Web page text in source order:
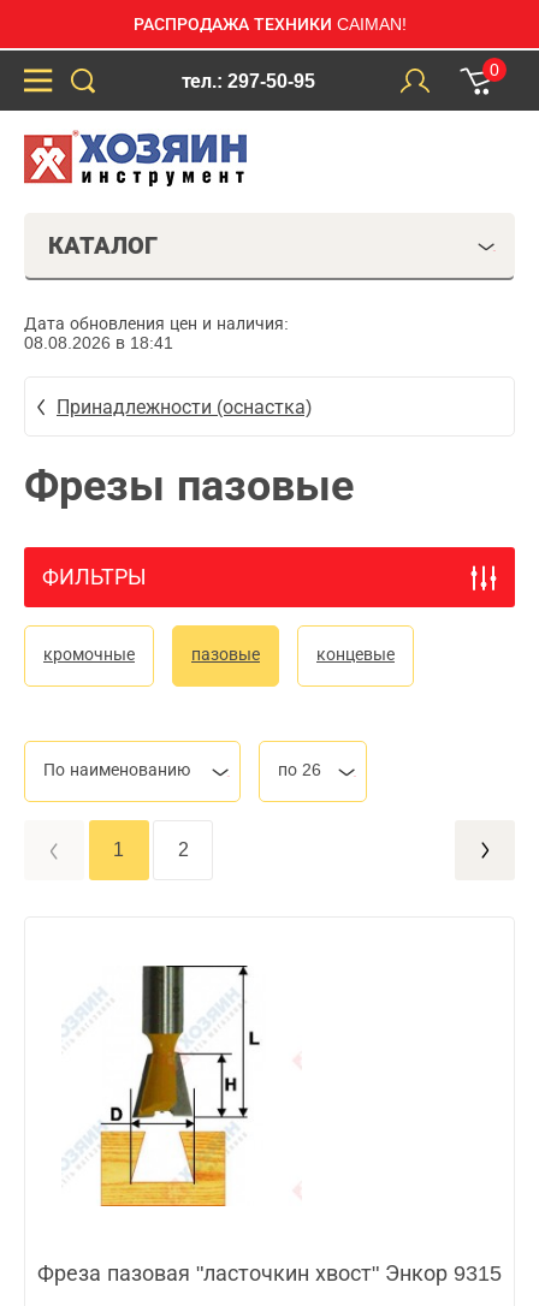
РАСПРОДАЖА ТЕХНИКИ CAIMAN!
тел.: 297-50-95
0
КАТАЛОГ
Дата обновления цен и наличия:
08.08.2026 в 18:41
Принадлежности (оснастка)
Фрезы пазовые
ФИЛЬТРЫ
кромочные пазовые концевые
По наименованию по 26
1 2
Фреза пазовая "ласточкин хвост" Энкор 9315